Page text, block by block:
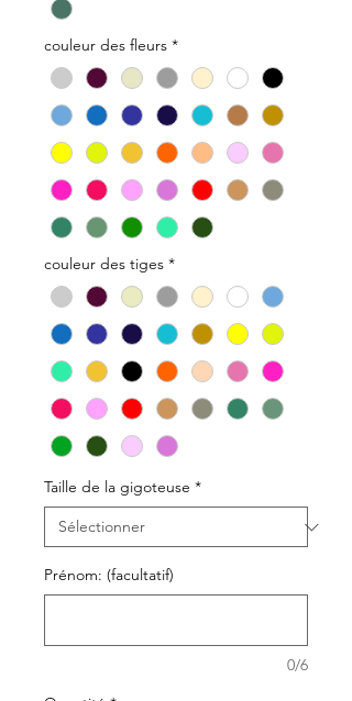
couleur des fleurs *
couleur des tiges *
Taille de la gigoteuse *
Prénom: (facultatif)
0/6